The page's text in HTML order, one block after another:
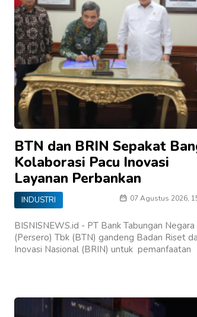
BTN dan BRIN Sepakat
Kolaborasi Pacu Inovasi
Layanan Perbankan
INDUSTRI 07 Agustus 2026,
BISNISNEWS.id - PT Bank Tabungan Negara
(Persero) Tbk (BTN) gandeng Badan Riset
Inovasi Nasional (BRIN) untuk pemanfaatan